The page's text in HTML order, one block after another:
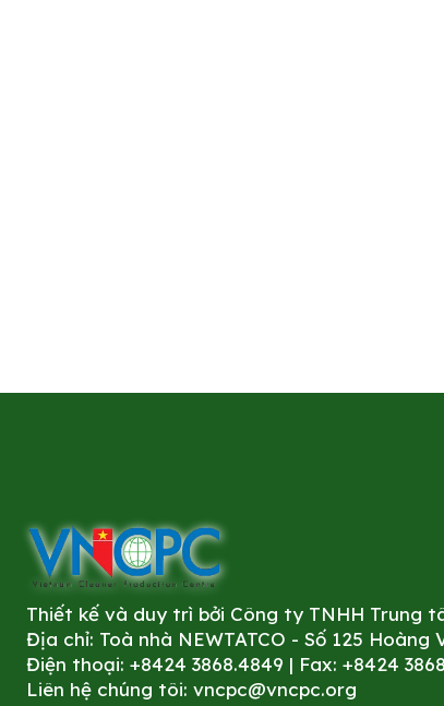
Thiết kế và duy trì bởi Công ty TNHH Trung
Địa chỉ: Toà nhà NEWTATCO - Số 125 Hoàng
Điện thoại: +8424 3868.4849 | Fax: +8424
Liên hệ chúng tôi: vncpc@vncpc.org